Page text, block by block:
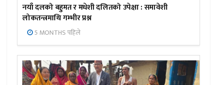
नयाँ दलको बहुमत र मधेशी दलितको उपेक्षा : समावेशी
लोकतन्त्रमाथि गम्भीर प्रश्न
5 MONTHS पहिले